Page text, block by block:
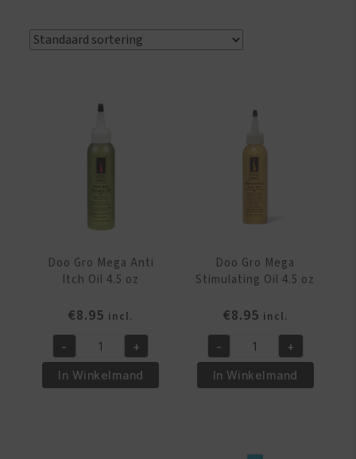
Doo Gro Mega Anti
Itch Oil 4.5 oz
€8.95 incl.
Doo
Gro
Mega
- +
In Winkelmand
Doo Gro Mega
Stimulating Oil 4.5 oz
€8.95 incl.
Doo
Gro
Mega
- +
In Winkelmand